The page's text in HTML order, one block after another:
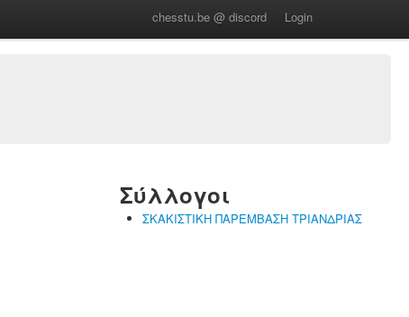
chesstu.be @ discord Login
Σύλλογοι
ΣΚΑΚΙΣΤΙΚΗ ΠΑΡΕΜΒΑΣΗ ΤΡΙΑΝΔΡΙΑΣ